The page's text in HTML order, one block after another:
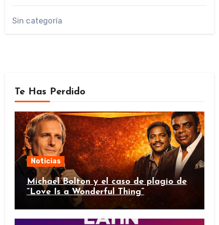
Sin categoría
Te Has Perdido
Noticias
Michael Bolton y el caso de plagio de
“Love Is a Wonderful Thing”